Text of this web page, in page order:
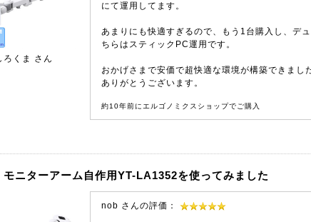
ろくま さん
にて運用してます。
あまりにも快適すぎるので、もう1台購入し、デ
ちらはスティックPC運用です。
おかげさまで安価で超快適な環境が構築できまし
ありがとうございます。
約10年前にエルゴノミクスショップでご購入
モニターアーム自作用YT-LA1352を使ってみました
nob さんの評価：